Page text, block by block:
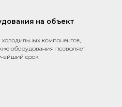
на объект
холодильных компонентов,
оборудования позволяет
срок